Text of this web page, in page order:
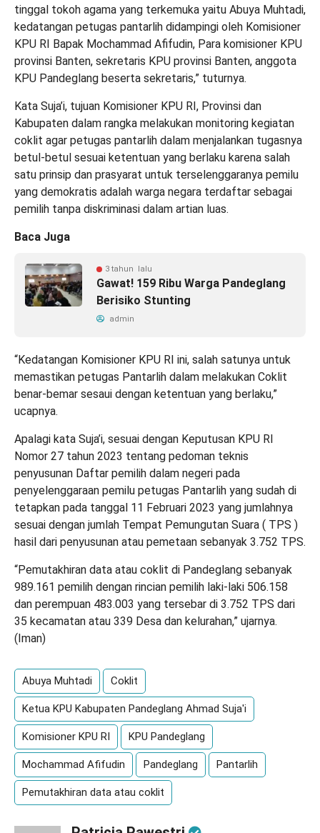
tinggal tokoh agama yang terkemuka yaitu Abuya Muhtadi,
kedatangan petugas pantarlih didampingi oleh Komisioner
KPU RI Bapak Mochammad Afifudin, Para komisioner KPU
provinsi Banten, sekretaris KPU provinsi Banten, anggota
KPU Pandeglang beserta sekretaris,” tuturnya.
Kata Suja’i, tujuan Komisioner KPU RI, Provinsi dan
Kabupaten dalam rangka melakukan monitoring kegiatan
coklit agar petugas pantarlih dalam menjalankan tugasnya
betul-betul sesuai ketentuan yang berlaku karena salah
satu prinsip dan prasyarat untuk terselenggaranya pemilu
yang demokratis adalah warga negara terdaftar sebagai
pemilih tanpa diskriminasi dalam artian luas.
Baca Juga
3 tahun lalu
Gawat! 159 Ribu Warga Pandeglang
Berisiko Stunting
admin
“Kedatangan Komisioner KPU RI ini, salah satunya untuk
memastikan petugas Pantarlih dalam melakukan Coklit
benar-bemar sesaui dengan ketentuan yang berlaku,”
ucapnya.
Apalagi kata Suja’i, sesuai dengan Keputusan KPU RI
Nomor 27 tahun 2023 tentang pedoman teknis
penyusunan Daftar pemilih dalam negeri pada
penyelenggaraan pemilu petugas Pantarlih yang sudah di
tetapkan pada tanggal 11 Februari 2023 yang jumlahnya
sesuai dengan jumlah Tempat Pemungutan Suara ( TPS )
hasil dari penyusunan atau pemetaan sebanyak 3.752 TPS.
“Pemutakhiran data atau coklit di Pandeglang sebanyak
989.161 pemilih dengan rincian pemilih laki-laki 506.158
dan perempuan 483.003 yang tersebar di 3.752 TPS dari
35 kecamatan atau 339 Desa dan kelurahan,” ujarnya.
(Iman)
Abuya Muhtadi Coklit
Ketua KPU Kabupaten Pandeglang Ahmad Suja'i
Komisioner KPU RI KPU Pandeglang
Mochammad Afifudin Pandeglang Pantarlih
Pemutakhiran data atau coklit